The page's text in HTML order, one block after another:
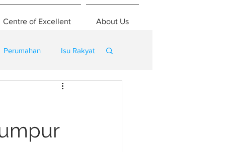
Centre of Excellent About Us
Perumahan Isu Rakyat